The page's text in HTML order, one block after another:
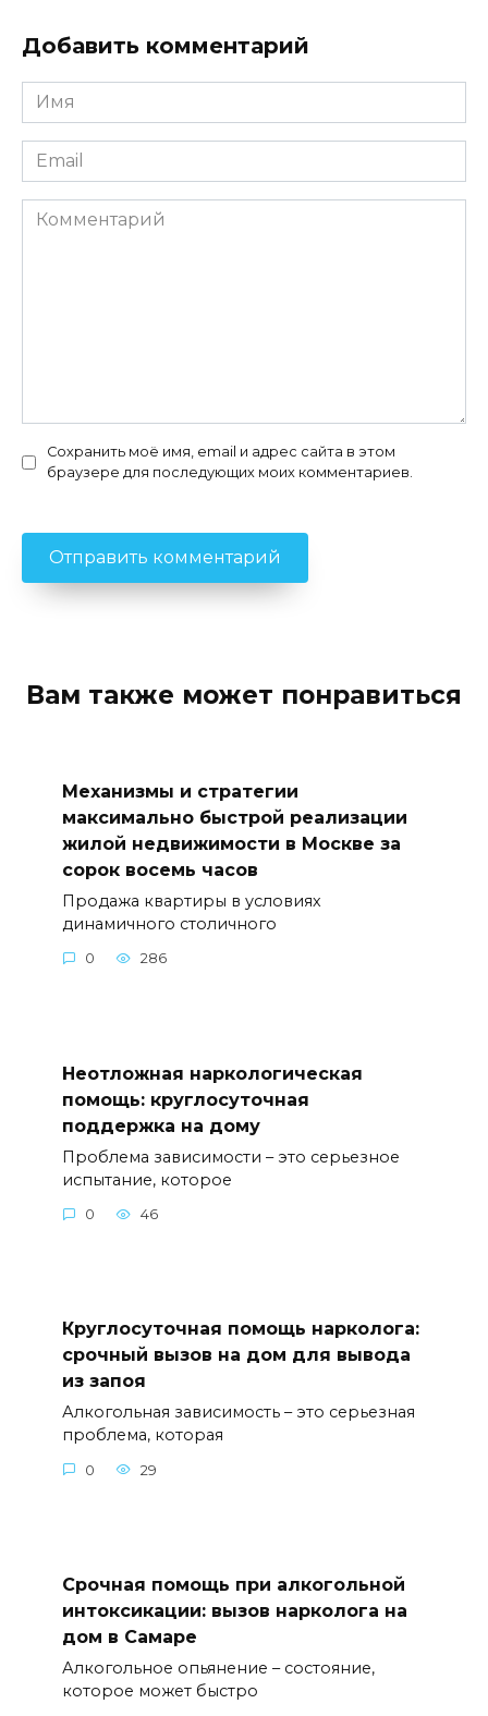
Добавить комментарий
Имя
*
Email
*
Комментарий
Сохранить моё имя, email и адрес сайта в этом
браузере для последующих моих комментариев.
Вам также может понравиться
Механизмы и стратегии
максимально быстрой реализации
жилой недвижимости в Москве за
сорок восемь часов
Продажа квартиры в условиях
динамичного столичного
0 286
Неотложная наркологическая
помощь: круглосуточная
поддержка на дому
Проблема зависимости – это серьезное
испытание, которое
0 46
Круглосуточная помощь нарколога:
срочный вызов на дом для вывода
из запоя
Алкогольная зависимость – это серьезная
проблема, которая
0 29
Срочная помощь при алкогольной
интоксикации: вызов нарколога на
дом в Самаре
Алкогольное опьянение – состояние,
которое может быстро